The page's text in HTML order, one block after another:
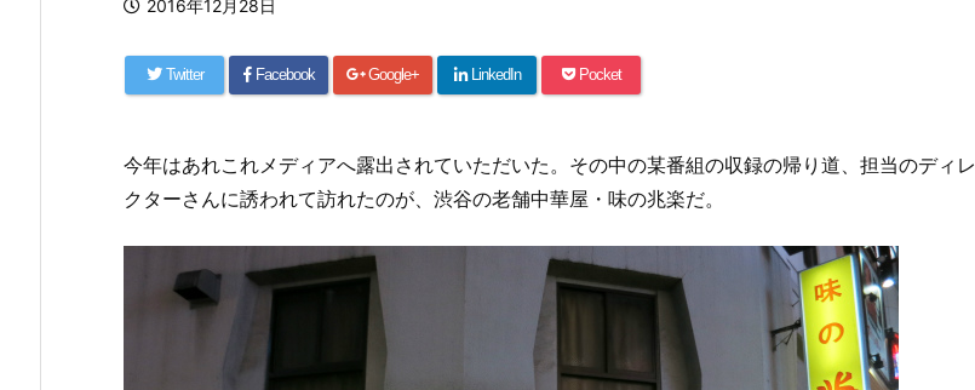
2016年12月28日
Twitter Facebook Google+ LinkedIn Pocket
今年はあれこれメディアへ露出されていただいた。その中の某番組の収録の帰り道、担当のディレ
クターさんに誘われて訪れたのが、渋谷の老舗中華屋・味の兆楽だ。